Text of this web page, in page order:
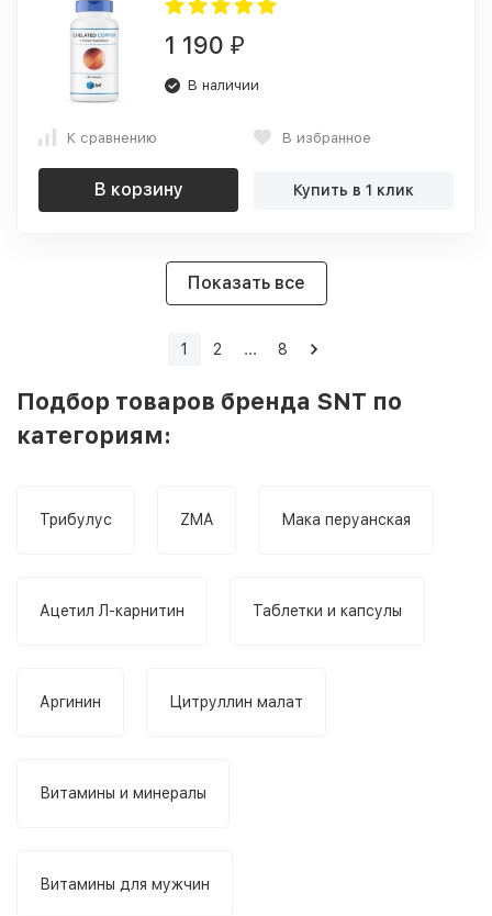
1 190 ₽
В наличии
К сравнению В избранное
В корзину Купить в 1 клик
Показать все
1 2 ... 8
Подбор товаров бренда SNT по
категориям:
Трибулус ZMA Мака перуанская
Ацетил Л-карнитин Таблетки и капсулы
Аргинин Цитруллин малат
Витамины и минералы
Витамины для мужчин